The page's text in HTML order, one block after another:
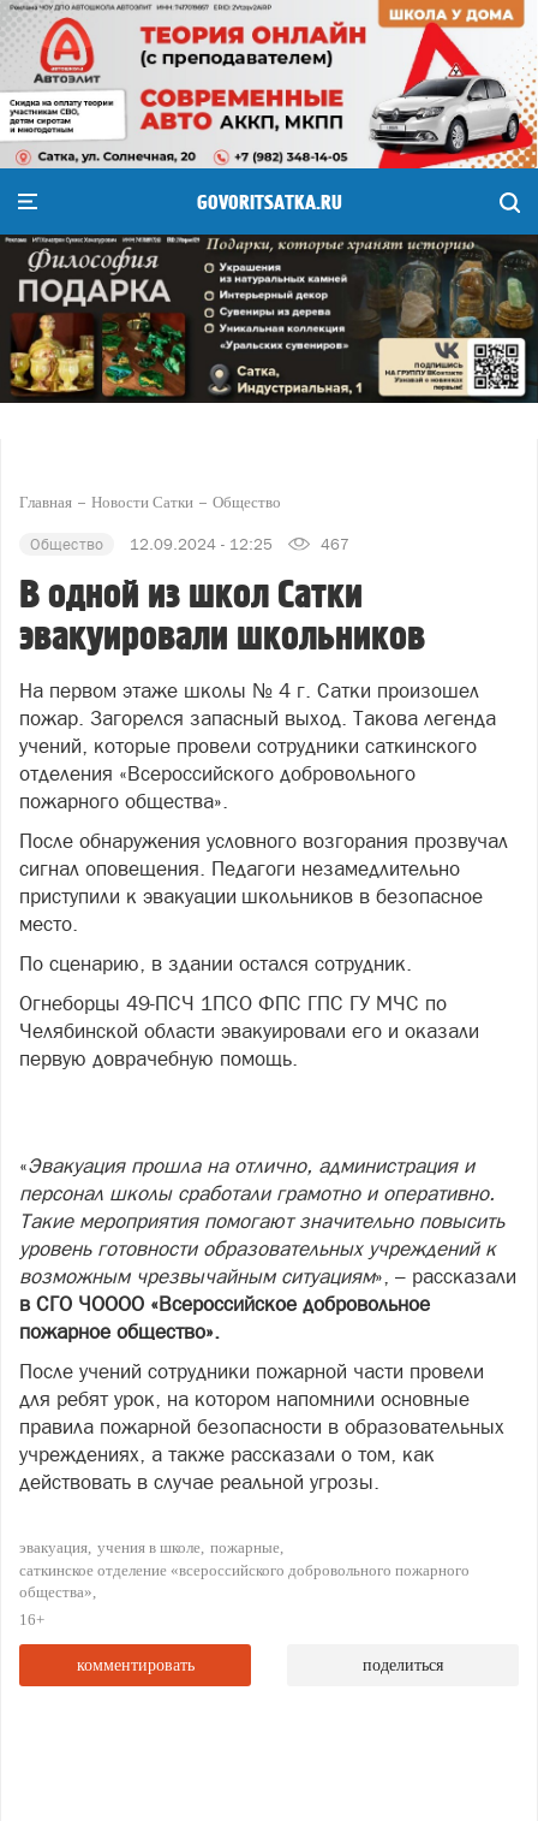
GOVORITSATKA.RU
Главная Новости Сатки Общество
Общество 12.09.2024 - 12:25 467
В одной из школ Сатки
эвакуировали школьников
На первом этаже школы № 4 г. Сатки произошел
пожар. Загорелся запасный выход. Такова легенда
учений, которые провели сотрудники саткинского
отделения «Всероссийского добровольного
пожарного общества».
После обнаружения условного возгорания прозвучал
сигнал оповещения. Педагоги незамедлительно
приступили к эвакуации школьников в безопасное
место.
По сценарию, в здании остался сотрудник.
Огнеборцы 49-ПСЧ 1ПСО ФПС ГПС ГУ МЧС по
Челябинской области эвакуировали его и оказали
первую доврачебную помощь.
«Эвакуация прошла на отлично, администрация и
персонал школы сработали грамотно и оперативно.
Такие мероприятия помогают значительно повысить
уровень готовности образовательных учреждений к
возможным чрезвычайным ситуациям», – рассказали
в СГО ЧОООО «Всероссийское добровольное
пожарное общество».
После учений сотрудники пожарной части провели
для ребят урок, на котором напомнили основные
правила пожарной безопасности в образовательных
учреждениях, а также рассказали о том, как
действовать в случае реальной угрозы.
эвакуация учения в школе пожарные
саткинское отделение «всероссийского добровольного пожарного
общества»
16+
комментировать поделиться